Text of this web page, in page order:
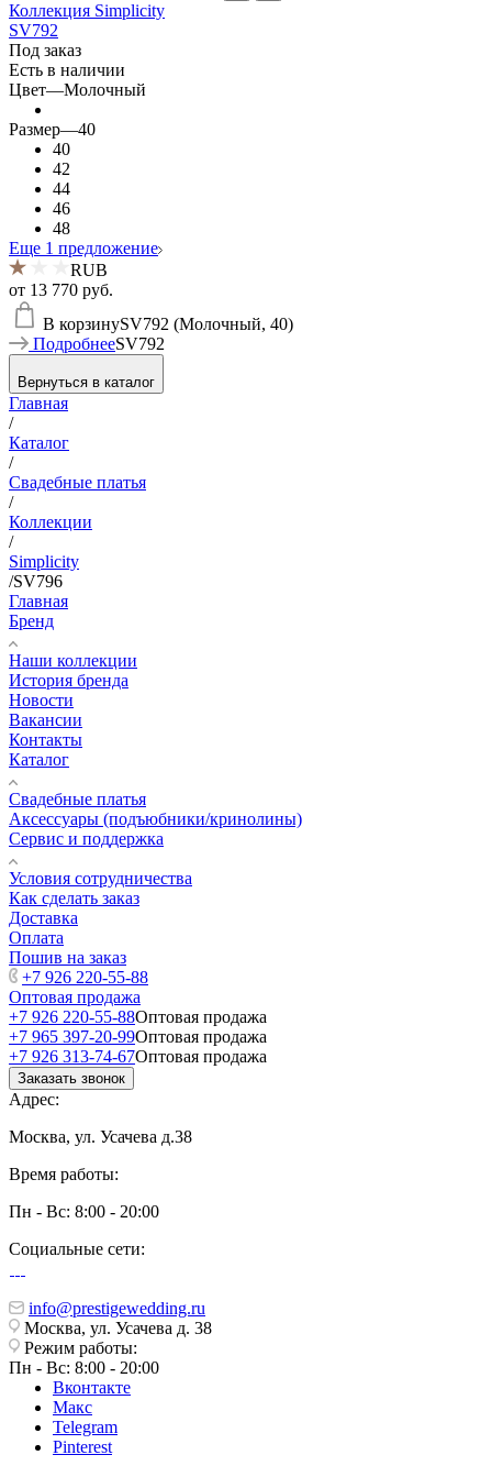
Коллекция Simplicity
SV792
Под заказ
Есть в наличии
Цвет—Молочный
Размер—40
40
42
44
46
48
Еще 1 предложение
RUB
от 13 770 руб.
В корзинуSV792 (Молочный, 40)
ПодробнееSV792
Вернуться в каталог
Главная
/
Каталог
/
Свадебные платья
/
Коллекции
/
Simplicity
/SV796
Главная
Бренд
Наши коллекции
История бренда
Новости
Вакансии
Контакты
Каталог
Свадебные платья
Аксессуары (подъюбники/кринолины)
Сервис и поддержка
Условия сотрудничества
Как сделать заказ
Доставка
Оплата
Пошив на заказ
+7 926 220-55-88
Оптовая продажа
+7 926 220-55-88Оптовая продажа
+7 965 397-20-99Оптовая продажа
+7 926 313-74-67Оптовая продажа
Заказать звонок
Адрес:
Москва, ул. Усачева д.38
Время работы:
Пн - Вс: 8:00 - 20:00
Социальные сети:
info@prestigewedding.ru
Москва, ул. Усачева д. 38
Режим работы:
Пн - Вс: 8:00 - 20:00
Вконтакте
Макс
Telegram
Pinterest